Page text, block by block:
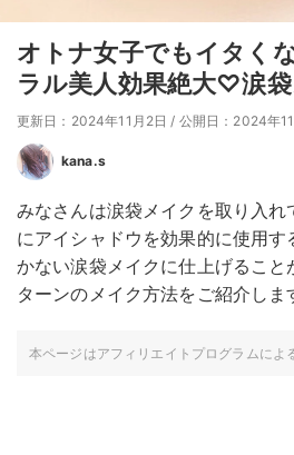
オトナ女子でもイタく
ラル美人効果絶大♡涙
更新日：2024年11月2日 / 公開日：2024年
kana.s
みなさんは涙袋メイクを取り入れ
にアイシャドウを効果的に使用
かない涙袋メイクに仕上げるこ
ターンのメイク方法をご紹介しま
本ページはアフィリエイトプログラムによ